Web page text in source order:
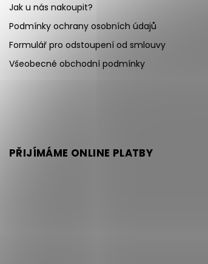
Jak u nás nakoupit?
Podmínky ochrany osobních údajů
Formulář pro odstoupení od smlouvy
Všeobecné obchodní podmínky
PŘIJÍMÁME ONLINE PLATBY